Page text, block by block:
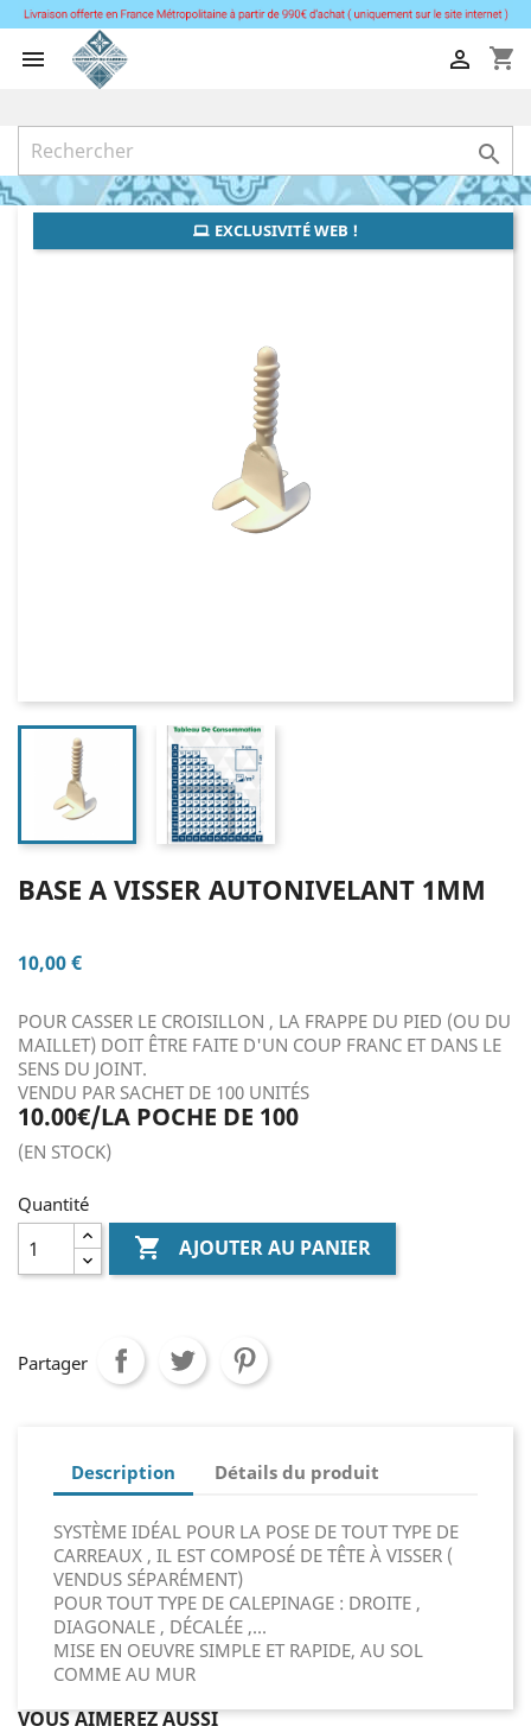
 shopping_cart


EXCLUSIVITÉ WEB !
BASE A VISSER AUTONIVELANT 1MM
10,00 €
POUR CASSER LE CROISILLON , LA FRAPPE DU PIED (OU DU
MAILLET) DOIT ÊTRE FAITE D'UN COUP FRANC ET DANS LE
SENS DU JOINT.
VENDU PAR SACHET DE 100 UNITÉS
10.00€/LA POCHE DE 100
(EN STOCK)
Quantité
 AJOUTER AU PANIER
Partager
Description Détails du produit
SYSTÈME IDÉAL POUR LA POSE DE TOUT TYPE DE
CARREAUX , IL EST COMPOSÉ DE TÊTE À VISSER (
VENDUS SÉPARÉMENT)
POUR TOUT TYPE DE CALEPINAGE : DROITE ,
DIAGONALE , DÉCALÉE ,...
MISE EN OEUVRE SIMPLE ET RAPIDE, AU SOL
COMME AU MUR
VOUS AIMEREZ AUSSI